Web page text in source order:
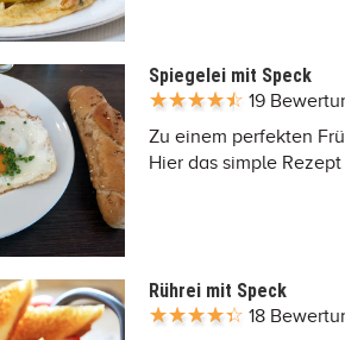
Spiegelei mit Speck
19
Zu einem perfekten
Hier das simple
Rührei mit Speck
18